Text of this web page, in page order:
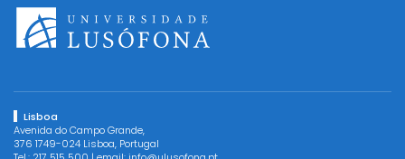
Lisboa
Avenida do Campo Grande,
376 1749-024 Lisboa, Portugal